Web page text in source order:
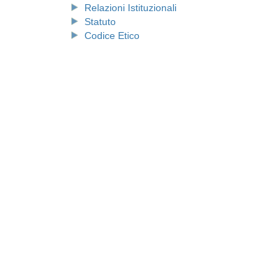
Relazioni Istituzionali
Statuto
Codice Etico